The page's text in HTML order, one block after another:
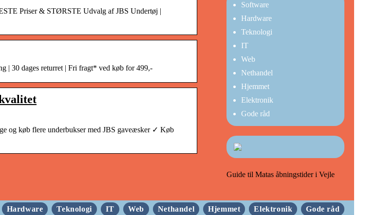
Priser & STØRSTE Udvalg af JBS Undertøj |
| 30 dages returret | Fri fragt* ved køb for 499,-
og køb flere underbukser med JBS gaveæsker ✓ Køb
Software
Hardware
Teknologi
IT
Web
Nethandel
Hjemmet
Elektronik
Gode råd
Guide til Matas åbningstider i Vejle
Hardware Teknologi IT Web Nethandel Hjemmet Elektronik Gode råd